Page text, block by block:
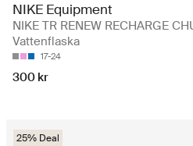
NIKE Equipment
NIKE TR RENEW RECHARGE
Vattenflaska
17-24
300 kr
25% Deal